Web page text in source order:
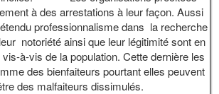
à des arrestations à leur façon. Aussi
professionnalisme dans la recherche
notoriété ainsi que leur légitimité sont en
vis-à-vis de la population. Cette dernière les
des bienfaiteurs pourtant elles peuvent
des malfaiteurs dissimulés.